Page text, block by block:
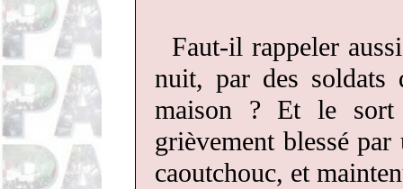
Faut-il rappeler
nuit, par des
maison ? Et le sort
grièvement blessé
caoutchouc, et